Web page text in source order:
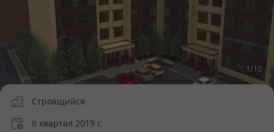
1/10
Строящийся
II квартал 2019 г.